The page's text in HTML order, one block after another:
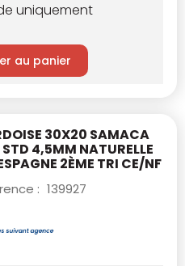
uniquement
au panier
30X20 SAMACA
STD 4,5MM NATURELLE
2ÈME TRI CE/NF
: 139927